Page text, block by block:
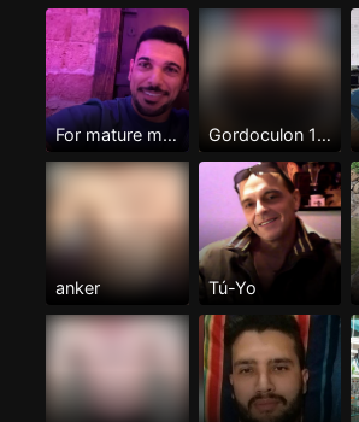
For mature men Only Gordoculon 100%pasivo
anker Tú-Yo